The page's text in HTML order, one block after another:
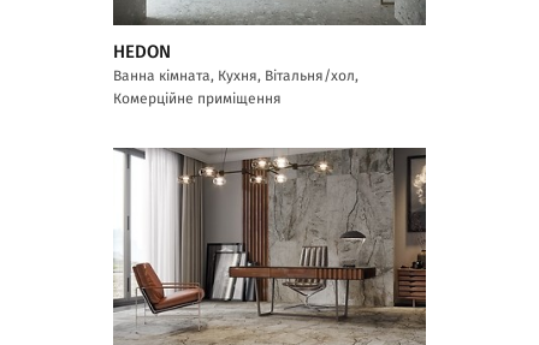
HEDON
Ванна кімната, Кухня, Вітальня/хол,
Комерційне приміщення